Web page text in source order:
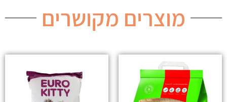
מוצרים מקושרים